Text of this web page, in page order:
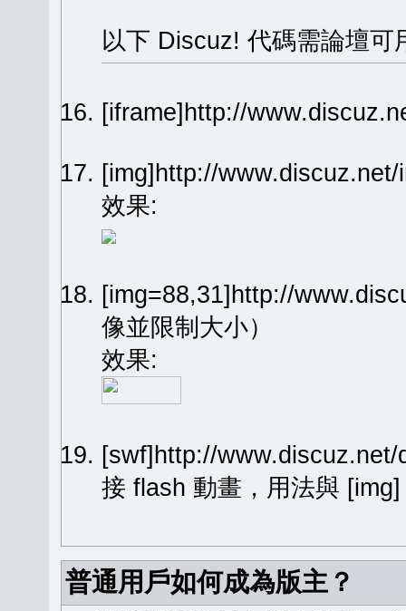
以下 Discuz! 代碼需論壇可
[iframe]http://
[img]http://
效果:
[img=88,31]http://
像並限制大小）
效果:
[swf]http://
接 flash 動畫，用法與
普通用戶如何成為版主？